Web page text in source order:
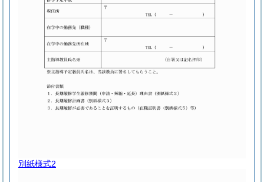
別紙様式2